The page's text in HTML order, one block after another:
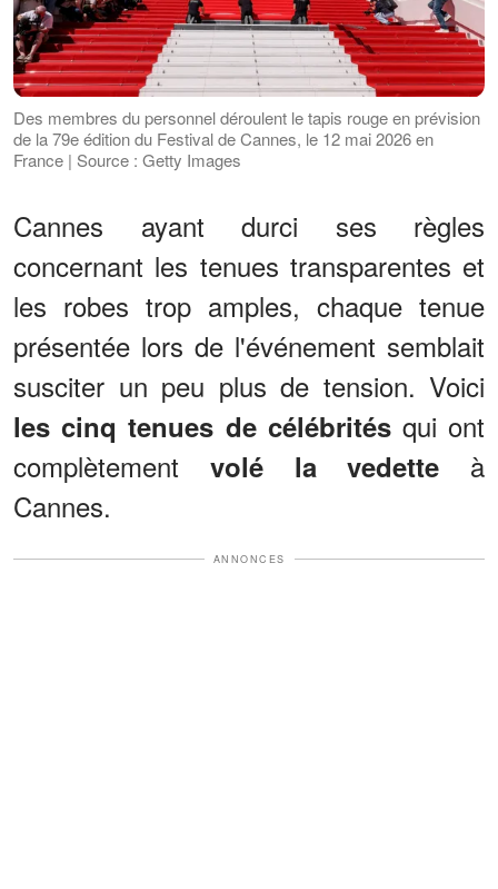
Des membres du personnel déroulent le tapis rouge en prévision
de la 79e édition du Festival de Cannes, le 12 mai 2026 en
France | Source : Getty Images
Cannes ayant durci ses règles
concernant les tenues transparentes et
les robes trop amples, chaque tenue
présentée lors de l'événement semblait
susciter un peu plus de tension. Voici
les cinq tenues de célébritésqui ont
complètement volé la vedette à
Cannes.
ANNONCES